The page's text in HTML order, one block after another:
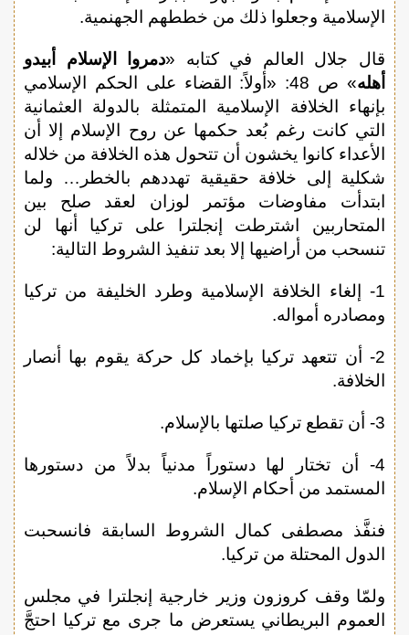
الإسلامية وجعلوا ذلك من خططهم الجهنمية.
قال جلال العالم في كتابه «دمروا الإسلام أبيدو
أهله
» ص 48: «أولاً: القضاء على الحكم الإسلامي
بإنهاء الخلافة الإسلامية المتمثلة بالدولة العثمانية
التي كانت رغم بُعد حكمها عن روح الإسلام إلا أن
الأعداء كانوا يخشون أن تتحول هذه الخلافة من خلاله
شكلية إلى خلافة حقيقية تهددهم بالخطر… ولما
ابتدأت مفاوضات مؤتمر لوزان لعقد صلح بين
المتحاربين اشترطت إنجلترا على تركيا أنها لن
تنسحب من أراضيها إلا بعد تنفيذ الشروط التالية:
1- إلغاء الخلافة الإسلامية وطرد الخليفة من تركيا
ومصادره أمواله.
2- أن تتعهد تركيا بإخماد كل حركة يقوم بها أنصار
الخلافة.
3- أن تقطع تركيا صلتها بالإسلام.
4- أن تختار لها دستوراً مدنياً بدلاً من دستورها
المستمد من أحكام الإسلام.
فنفَّذ مصطفى كمال الشروط السابقة فانسحبت
الدول المحتلة من تركيا.
ولمّا وقف كروزون وزير خارجية إنجلترا في مجلس
العموم البريطاني يستعرض ما جرى مع تركيا احتجَّ